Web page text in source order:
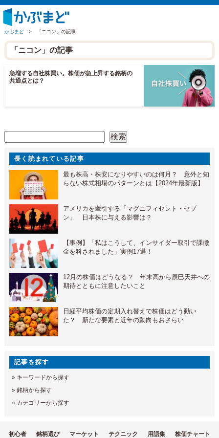
かぶまど > 「ニコン」の記事
「ニコン」の記事
急増する自社株買い。株価が急上昇する銘柄の
共通点とは？
検索
長く読まれている記事
最も株高・株安になりやすいのは何月？ 意外と知
らない株式相場のパターンとは【2024年最新版】
アメリカを牽引する「マグニフィセント・セブ
ン」 日本株に与える影響は？
【事例】「私はこうして、インサイダー取引で課徴
金を科されました」実例17選！
12月の株価はどうなる？ 年末高から辰巳天井への
期待とともに注意したいこと
日経平均株価の定期入れ替えで株価はどう動い
た？ 新たな要素と近年の動向もおさらい
記事を探す
» キーワードから探す
» 銘柄から探す
» カテゴリーから探す
初心者 銘柄選び マーケット テクニック 用語集 株価チャート